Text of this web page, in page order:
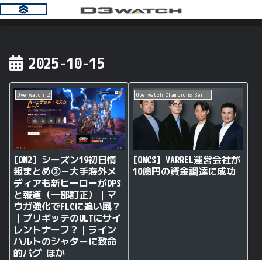
2025-10-15
Overwatch 2
[OW2] シーズン19初日情
報まとめ②－大手海外メ
ディアも新ヒーローがDPS
と報道（一部訂正）｜マ
ウガ強化でFLCに追い風？
｜ブリギッテのULTにサイ
レントナーフ？｜ライン
ハルトのシャターに致命
的バグ ほか
[OWCS] VARREL運営会社が
10億円の資金調達に成功